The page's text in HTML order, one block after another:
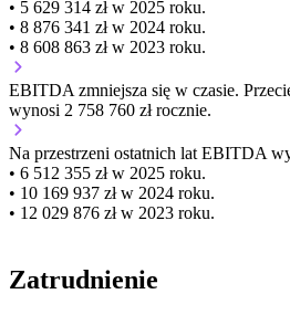
• 5 629 314 zł w 2025 roku.
• 8 876 341 zł w 2024 roku.
• 8 608 863 zł w 2023 roku.
EBITDA zmniejsza się w czasie.
wynosi 2 758 760 zł rocznie.
Na przestrzeni ostatnich lat EBITDA
• 6 512 355 zł w 2025 roku.
• 10 169 937 zł w 2024 roku.
• 12 029 876 zł w 2023 roku.
Zatrudnienie